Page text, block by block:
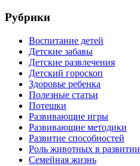
Рубрики
Воспитание детей
Детские забавы
Детские развлечения
Детский гороскоп
Здоровье ребенка
Полезные статьи
Потешки
Развивающие игры
Развивающие методики
Развитие способностей
Роль животных в развитии
Семейная жизнь